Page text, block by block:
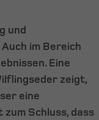
und
im Bereich
Eine
zeigt,
eine
Schluss, dass